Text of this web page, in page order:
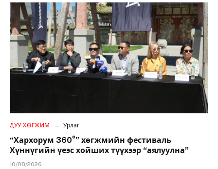
ДУУ ХӨГЖИМ Урлаг
“Хархорум 360°” хөгжмийн фестиваль
Хүннүгийн үеэс хойших түүхээр “аялуулна”
10/08/2026